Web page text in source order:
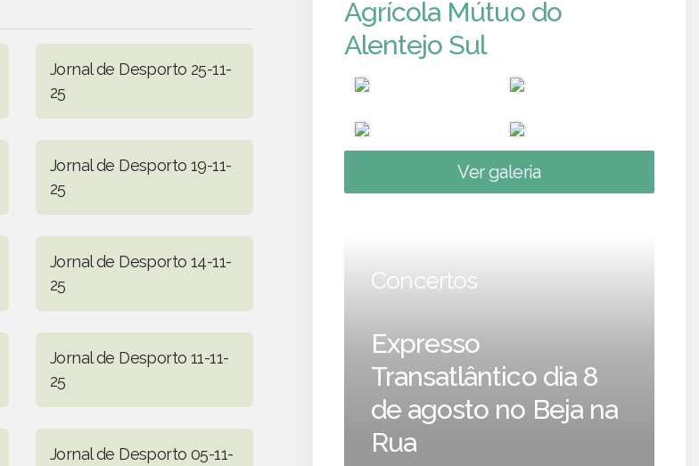
Jornal de Desporto 25-11-
25
Jornal de Desporto 19-11-
25
Jornal de Desporto 14-11-
25
Jornal de Desporto 11-11-
25
Jornal de Desporto 05-11-
Agrícola Mútuo do
Alentejo Sul
Ver galeria
Concertos
Expresso
Transatlântico dia 8
de agosto no Beja na
Rua